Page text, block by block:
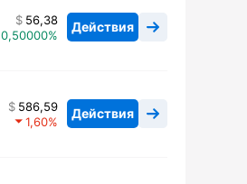
56,38
0,50000
Действия
586,59
1,60
Действия